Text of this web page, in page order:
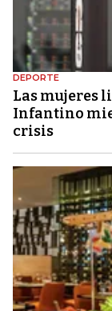
DEPORTE
Las mujeres
Infantino
crisis